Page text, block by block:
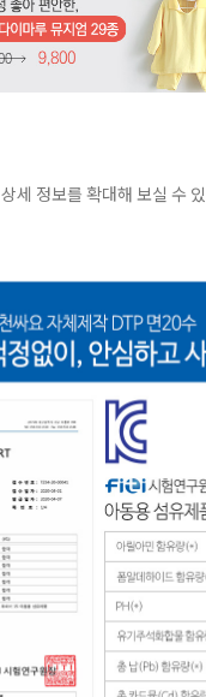
상세 정보를 확대해 보실 수